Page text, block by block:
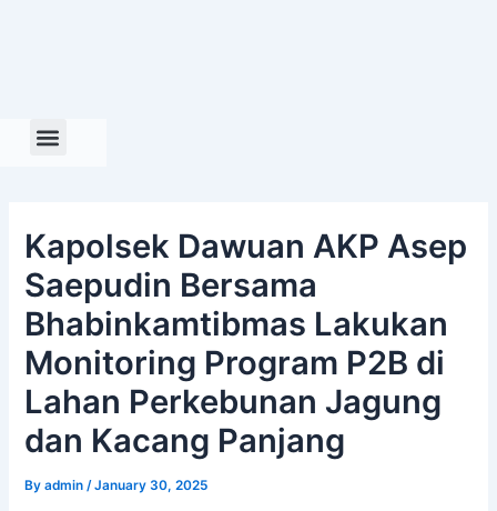
Kapolsek Dawuan AKP Asep
Saepudin Bersama
Bhabinkamtibmas Lakukan
Monitoring Program P2B di
Lahan Perkebunan Jagung
dan Kacang Panjang
Byadmin /January 30, 2025